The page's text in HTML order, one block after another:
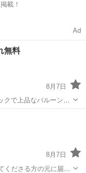
載！
Ad
無料
8月7日
クで上品なバルーン✨
ンを組み合わせ、華や
た。 ホワイトフラワ
8月7日
ださる方の元に届い